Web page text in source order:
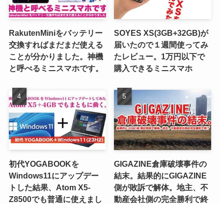
RakutenMiniをバッテリー
交換すればまだまだ使える
ことが分かりました。神機
と呼べるミニスマホです。
SOYES XS(3GB+32GB)が
届いたので１週間使ってみ
たレビュー。1万円以下で
購入できるミニスマホ
初代YOGABOOKを
Windows11にアップデー
トした結果、Atom X5-
Z8500でも普通に使えまし
GIGAZINE倉庫破壊事件の
結末。結果的にGIGAZINE
側が敗訴で解体。地主、不
動産会社側の完全勝利で終